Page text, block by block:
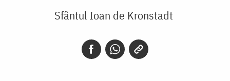
Sfântul Ioan de Kronstadt